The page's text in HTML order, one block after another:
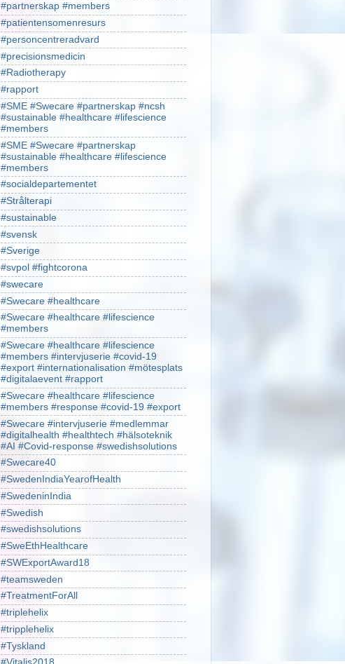
#partnerskap #members
#patientensomenresurs
#personcentreradvard
#precisionsmedicin
#Radiotherapy
#rapport
#SME #Swecare #partnerskap #ncsh
#sustainable #healthcare #lifescience
#members
#SME #Swecare #partnerskap
#sustainable #healthcare #lifescience
#members
#socialdepartementet
#Strålterapi
#sustainable
#svensk
#Sverige
#svpol #fightcorona
#swecare
#Swecare #healthcare
#Swecare #healthcare #lifescience
#members
#Swecare #healthcare #lifescience
#members #intervjuserie #covid-19
#export #internationalisation #mötesplats
#digitalaevent #rapport
#Swecare #healthcare #lifescience
#members #response #covid-19 #export
#Swecare #intervjuserie #medlemmar
#digitalhealth #healthtech #hälsoteknik
#AI #Covid-response #swedishsolutions
#Swecare40
#SwedenIndiaYearofHealth
#SwedeninIndia
#Swedish
#swedishsolutions
#SweEthHealthcare
#SWExportAward18
#teamsweden
#TreatmentForAll
#triplehelix
#tripplehelix
#Tyskland